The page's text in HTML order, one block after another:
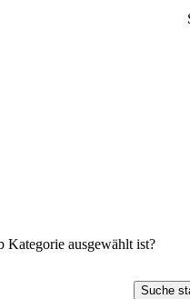
Kategorie ausgewählt ist?